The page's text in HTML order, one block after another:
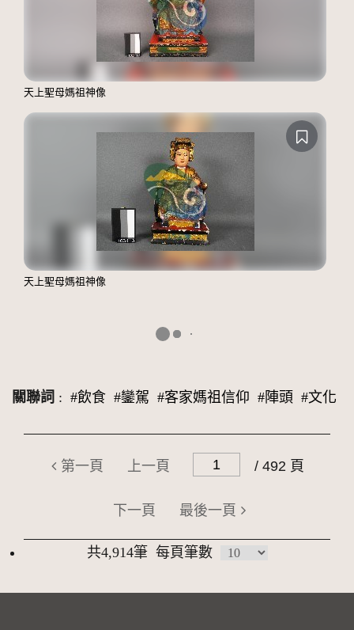
天上聖母媽祖神像
天上聖母媽祖神像
關聯詞 : #飲食 #鑾駕 #客家媽祖信仰 #陣頭 #文化
第一頁 上一頁 / 492 頁
下一頁 最後一頁
共4,914筆 每頁筆數